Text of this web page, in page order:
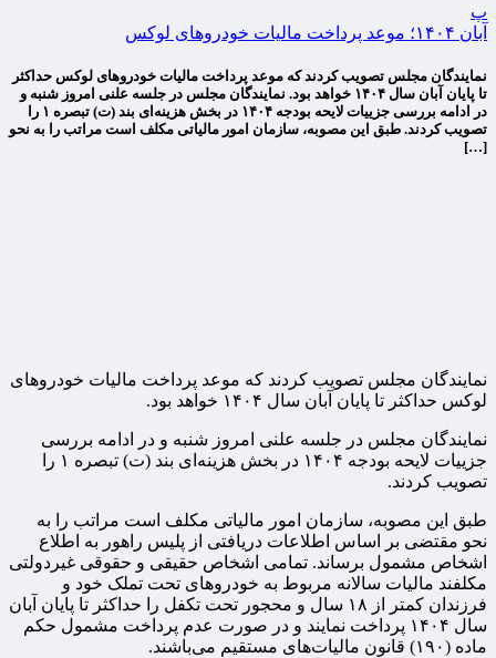
پ
آبان ۱۴۰۴؛ موعد پرداخت مالیات خودروهای لوکس
نمایندگان مجلس تصویب کردند که موعد پرداخت مالیات خودروهای لوکس حداکثر
تا پایان آبان سال ۱۴۰۴ خواهد بود. نمایندگان مجلس در جلسه علنی امروز شنبه و
در ادامه بررسی جزییات لایحه بودجه ۱۴۰۴ در بخش هزینه‌ای بند (ت) تبصره ۱ را
تصویب کردند. طبق این مصوبه، سازمان امور مالیاتی مکلف است ‏مراتب را به نحو
[…]
نمایندگان مجلس تصویب کردند که موعد پرداخت مالیات خودروهای
لوکس حداکثر تا پایان آبان سال ۱۴۰۴ خواهد بود.
نمایندگان مجلس در جلسه علنی امروز شنبه و در ادامه بررسی
جزییات لایحه بودجه ۱۴۰۴ در بخش هزینه‌ای بند (ت) تبصره ۱ را
تصویب کردند.
طبق این مصوبه، سازمان امور مالیاتی مکلف است ‏مراتب را به
نحو مقتضی بر اساس اطلاعات دریافتی از پلیس ‏راهور به اطلاع
اشخاص مشمول برساند. تمامی اشخاص حقیقی ‏و حقوقی غیردولتی
مکلفند مالیات سالانه مربوط به خودروهای ‏تحت تملک خود و
فرزندان کمتر از ۱۸ سال و محجور تحت ‏تکفل را حداکثر تا پایان آبان
سال ۱۴۰۴ پرداخت نمایند و در ‏صورت عدم پرداخت مشمول حکم
ماده (۱۹۰) قانون ‏مالیات‌های مستقیم می‌باشند.